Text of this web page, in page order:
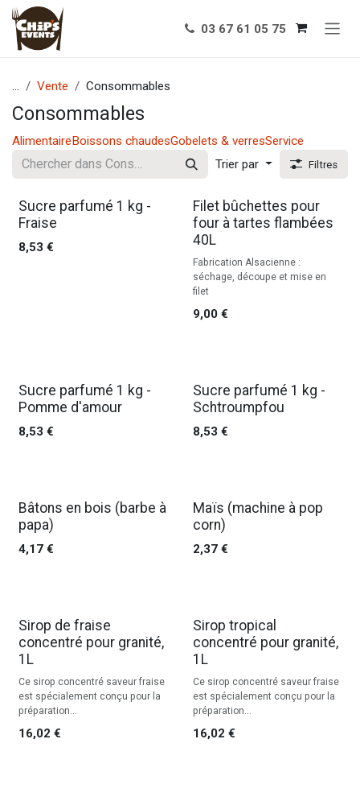
Se rendre au contenu
03 67 61 05 75
... Vente Consommables
Consommables
AlimentaireBoissons chaudesGobelets & verresService
Trier par
Filtres
Sucre parfumé 1 kg -
Fraise
8,53 €
Filet bûchettes pour
four à tartes flambées
40L
Fabrication Alsacienne :
séchage, découpe et mise en
filet
9,00€
Sucre parfumé 1 kg -
Pomme d'amour
8,53 €
Sucre parfumé 1 kg -
Schtroumpfou
8,53 €
Bâtons en bois (barbe à
papa)
4,17 €
Maïs (machine à pop
corn)
2,37€
Sirop de fraise
concentré pour granité,
1L
Ce sirop concentré saveur fraise
est spécialement conçu pour la
préparation...
16,02 €
Sirop tropical
concentré pour granité,
1L
Ce sirop concentré saveur fraise
est spécialement conçu pour la
préparation...
16,02 €